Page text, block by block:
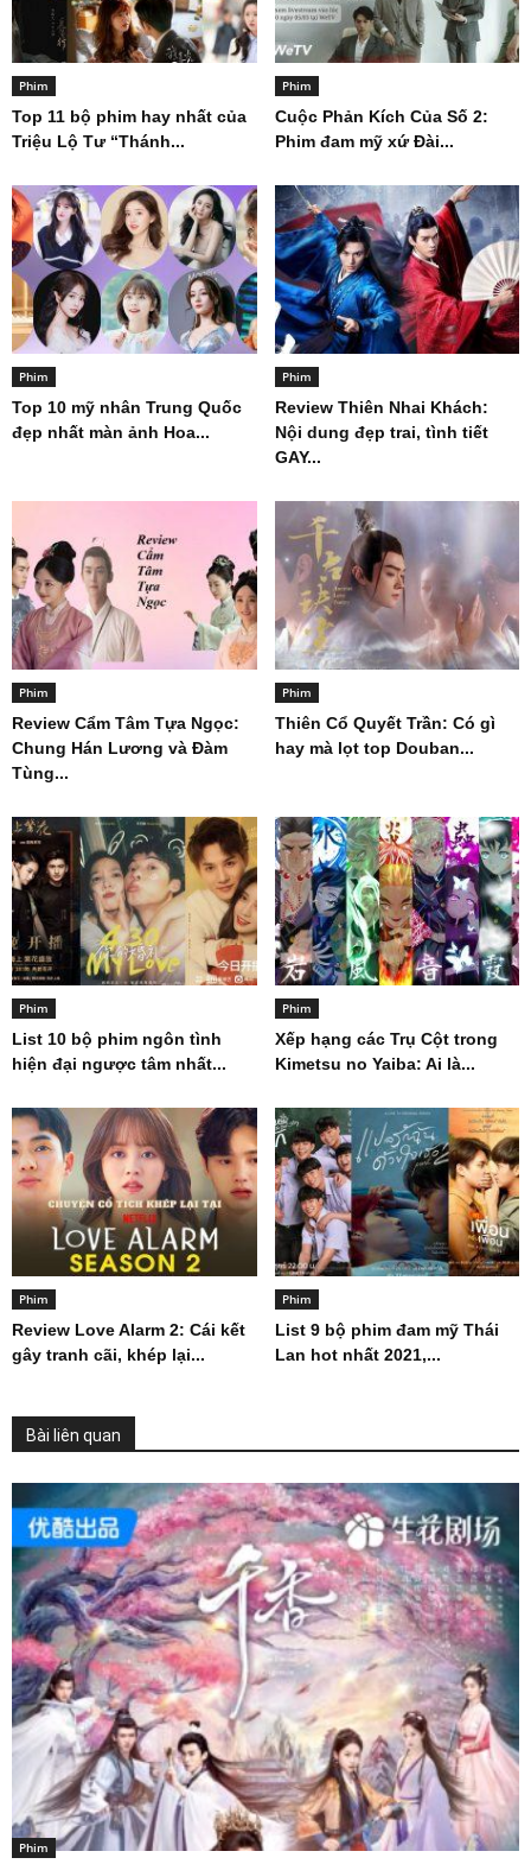
Phim
Top 11 bộ phim hay nhất của
Triệu Lộ Tư “Thánh...
Phim
Cuộc Phản Kích Của Số 2:
Phim đam mỹ xứ Đài...
Phim
Top 10 mỹ nhân Trung Quốc
đẹp nhất màn ảnh Hoa...
Phim
Review Thiên Nhai Khách:
Nội dung đẹp trai, tình tiết
GAY...
Phim
Review Cẩm Tâm Tựa Ngọc:
Chung Hán Lương và Đàm
Tùng...
Phim
Thiên Cổ Quyết Trần: Có gì
hay mà lọt top Douban...
Phim
List 10 bộ phim ngôn tình
hiện đại ngược tâm nhất...
Phim
Xếp hạng các Trụ Cột trong
Kimetsu no Yaiba: Ai là...
Phim
Review Love Alarm 2: Cái kết
gây tranh cãi, khép lại...
Phim
List 9 bộ phim đam mỹ Thái
Lan hot nhất 2021,...
Bài liên quan
Phim